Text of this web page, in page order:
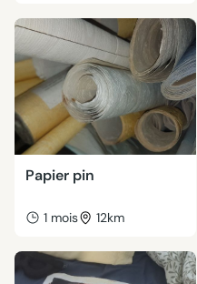
Papier pin
1 mois 12km